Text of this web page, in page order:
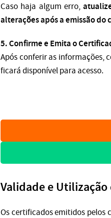
Caso haja algum erro,
alterações após a emissão do
5. Confirme e Emita o
Após conferir as informações,
ficará disponível para acesso.
Validade e
Os certificados emitidos pelos